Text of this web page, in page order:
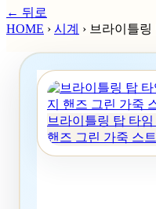
← 뒤로
HOME › 시계 › 브라이틀
브라이틀링 탑 타
핸즈 그린 가죽 스